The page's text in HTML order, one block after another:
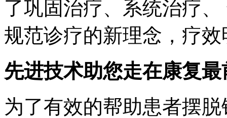
了巩固治疗、系统治疗
规范诊疗的新理念，疗
先进技术助您走在康复最
为了有效的帮助患者摆